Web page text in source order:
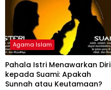
Agama Islam
Pahala Istri Menawarkan Diri
kepada Suami: Apakah
Sunnah atau Keutamaan?